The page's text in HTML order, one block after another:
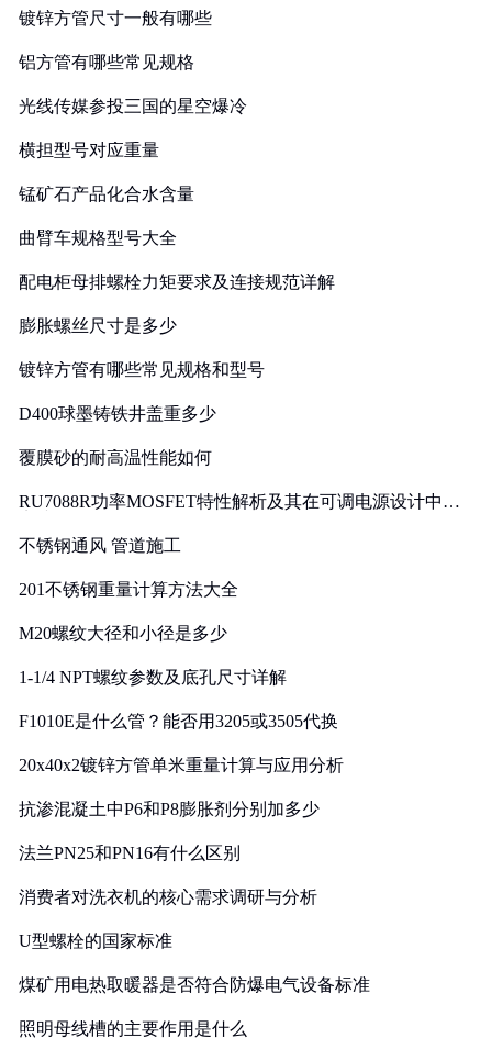
镀锌方管尺寸一般有哪些
铝方管有哪些常见规格
光线传媒参投三国的星空爆冷
横担型号对应重量
锰矿石产品化合水含量
曲臂车规格型号大全
配电柜母排螺栓力矩要求及连接规范详解
膨胀螺丝尺寸是多少
镀锌方管有哪些常见规格和型号
D400球墨铸铁井盖重多少
覆膜砂的耐高温性能如何
RU7088R功率MOSFET特性解析及其在可调电源设计中的
不锈钢通风 管道施工
201不锈钢重量计算方法大全
M20螺纹大径和小径是多少
1-1/4 NPT螺纹参数及底孔尺寸详解
F1010E是什么管？能否用3205或3505代换
20x40x2镀锌方管单米重量计算与应用分析
抗渗混凝土中P6和P8膨胀剂分别加多少
法兰PN25和PN16有什么区别
消费者对洗衣机的核心需求调研与分析
U型螺栓的国家标准
煤矿用电热取暖器是否符合防爆电气设备标准
照明母线槽的主要作用是什么